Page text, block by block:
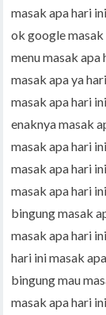
masak apa hari
ok google masak
menu masak apa
masak apa ya
masak apa hari
enaknya masak
masak apa hari
masak apa hari
masak apa hari
bingung masak
masak apa hari
hari ini masak
bingung mau
masak apa hari